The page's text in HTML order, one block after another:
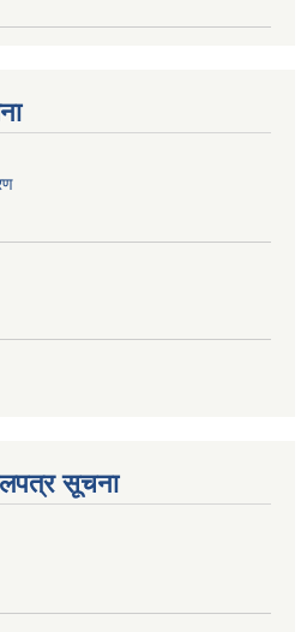
सूचना